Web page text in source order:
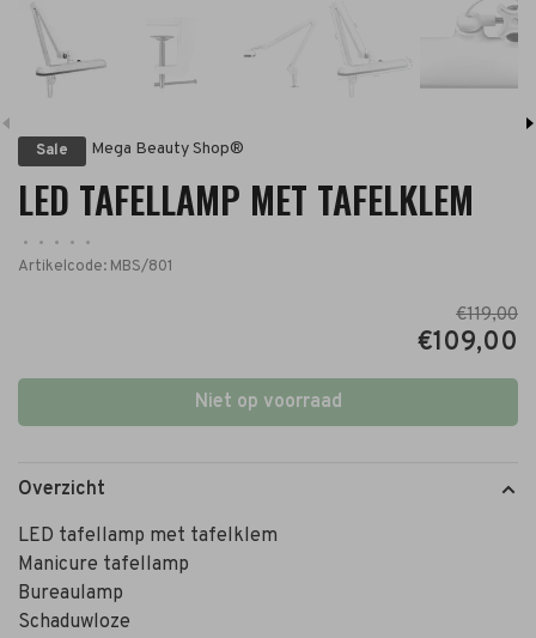
Sale Mega Beauty Shop®
LED TAFELLAMP MET TAFELKLEM
• • • •
•
Artikelcode: MBS/801
€119,00
€109,00
Niet op voorraad
Overzicht
LED tafellamp met tafelklem
Manicure tafellamp
Bureaulamp
Schaduwloze